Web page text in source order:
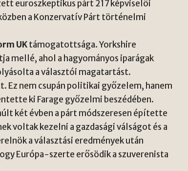
euroszkeptikus párt 217 képviselői
a Konzervatív Párt történelmi
UKtámogatottsága. Yorkshire
mellé, ahol a hagyományos iparágak
a választói magatartást.
nem csupán politikai győzelem, hanem
ki Farage győzelmi beszédében.
két évben a párt módszeresen építette
voltak kezelni a gazdasági válságot és a
a választási eredmények után
Európa-szerte erősödik a szuverenista